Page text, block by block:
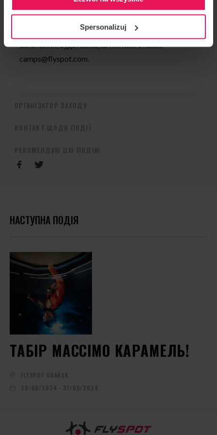
Spersonalizuj
реалістичні цілі і працювати над їх досягненням”.
Якщо ви бажаєте долучитися до табору або маєте
запитання, будь ласка, зв’яжіться з нами:
camps@flyspot.com.
НАСТУПНА ПОДІЯ
ТАБІР МАССІМО КАРАМЕЛЬ!
FLYSPOT GDAŃSK
29/08/2024 - 31/08/2024